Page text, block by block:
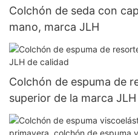
Colchón de seda con
mano, marca JLH
Colchón de espuma de
superior de la marca